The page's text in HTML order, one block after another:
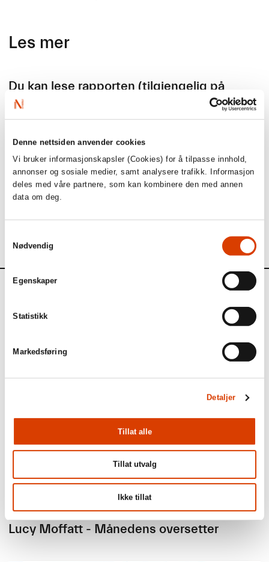
Denne nettsiden anvender cookies
Vi bruker informasjonskapsler (Cookies) for å tilpasse innhold,
annonser og sosiale medier, samt analysere trafikk. Informasjon
deles med våre partnere, som kan kombinere den med annen
data om deg.
Nødvendig
Egenskaper
Statistikk
Markedsføring
Detaljer
Tillat alle
Tillat utvalg
Ikke tillat
Les mer
Du kan lese rapporten (tilgjengelig på
engelsk) ved å laste den ned under.
litteratureksporther.
The value of Nordic literary exports
2024
03.08.2026
Lucy Moffatt - Månedens oversetter